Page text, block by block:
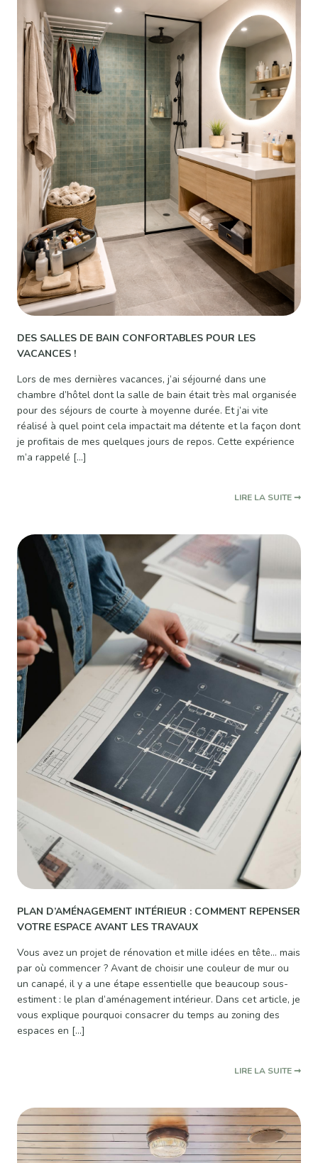
DES SALLES DE BAIN CONFORTABLES POUR LES
VACANCES !
Lors de mes dernières vacances, j’ai séjourné dans une
chambre d’hôtel dont la salle de bain était très mal organisée
pour des séjours de courte à moyenne durée. Et j’ai vite
réalisé à quel point cela impactait ma détente et la façon dont
je profitais de mes quelques jours de repos. Cette expérience
m’a rappelé […]
PLAN D’AMÉNAGEMENT INTÉRIEUR : COMMENT REPENSER
VOTRE ESPACE AVANT LES TRAVAUX
Vous avez un projet de rénovation et mille idées en tête… mais
par où commencer ? Avant de choisir une couleur de mur ou
un canapé, il y a une étape essentielle que beaucoup sous-
estiment : le plan d’aménagement intérieur. Dans cet article, je
vous explique pourquoi consacrer du temps au zoning des
espaces en […]